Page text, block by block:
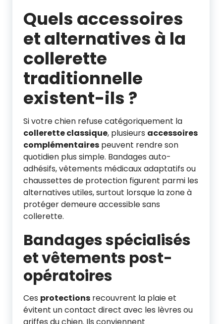
Quels accessoires
et alternatives à la
collerette
traditionnelle
existent-ils ?
Si votre chien refuse catégoriquement la
collerette classique, plusieurs accessoires
complémentaires peuvent rendre son
quotidien plus simple. Bandages auto-
adhésifs, vêtements médicaux adaptatifs ou
chaussettes de protection figurent parmi les
alternatives utiles, surtout lorsque la zone à
protéger demeure accessible sans
collerette.
Bandages spécialisés
et vêtements post-
opératoires
Ces protections recouvrent la plaie et
évitent un contact direct avec les lèvres ou